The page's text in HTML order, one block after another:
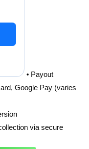
• Payout
Google Pay (varies
via secure